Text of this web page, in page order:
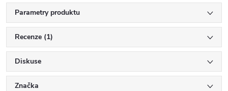
Parametry produktu
Recenze (1)
Diskuse
Značka